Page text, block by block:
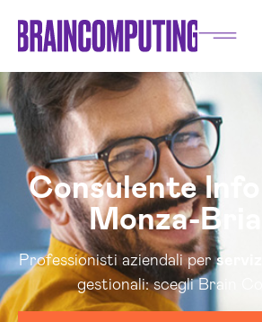
Consulente
Monza-
Professionisti aziendali perservizi
gestionali: scegli Brain